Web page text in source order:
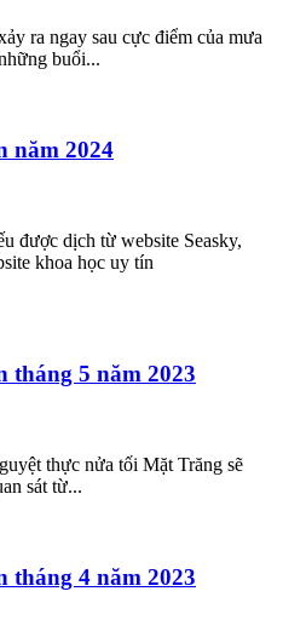
ra ngay sau cực điểm của mưa
buổi...
năm 2024
được dịch từ website Seasky,
khoa học uy tín
tháng 5 năm 2023
thực nửa tối Mặt Trăng sẽ
sát từ...
tháng 4 năm 2023